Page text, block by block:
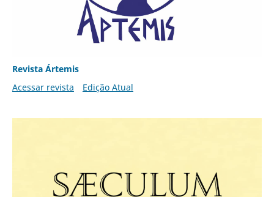
Revista Ártemis
Acessar revista
Edição Atual